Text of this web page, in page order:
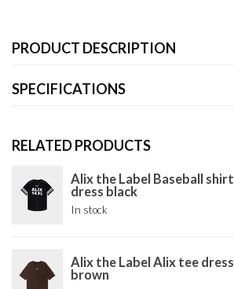
PRODUCT DESCRIPTION
SPECIFICATIONS
RELATED PRODUCTS
Alix the Label Baseball shirt
dress black
In stock
Alix the Label Alix tee dress
brown